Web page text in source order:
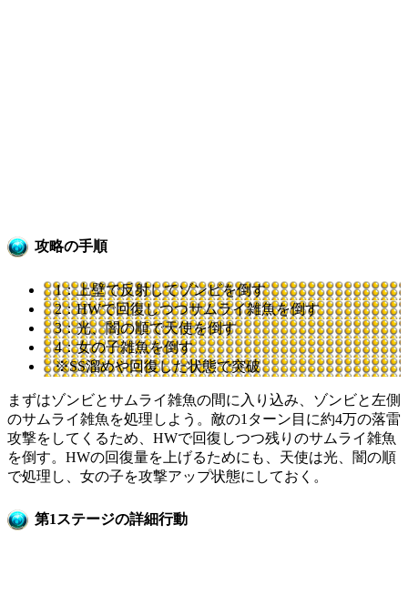
攻略の手順
1：上壁で反射してゾンビを倒す
2：HWで回復しつつサムライ雑魚を倒す
3：光、闇の順で天使を倒す
4：女の子雑魚を倒す
※SS溜めや回復した状態で突破
まずはゾンビとサムライ雑魚の間に入り込み、ゾンビと左側
のサムライ雑魚を処理しよう。敵の1ターン目に約4万の落雷
攻撃をしてくるため、HWで回復しつつ残りのサムライ雑魚
を倒す。HWの回復量を上げるためにも、天使は光、闇の順
で処理し、女の子を攻撃アップ状態にしておく。
第1ステージの詳細行動